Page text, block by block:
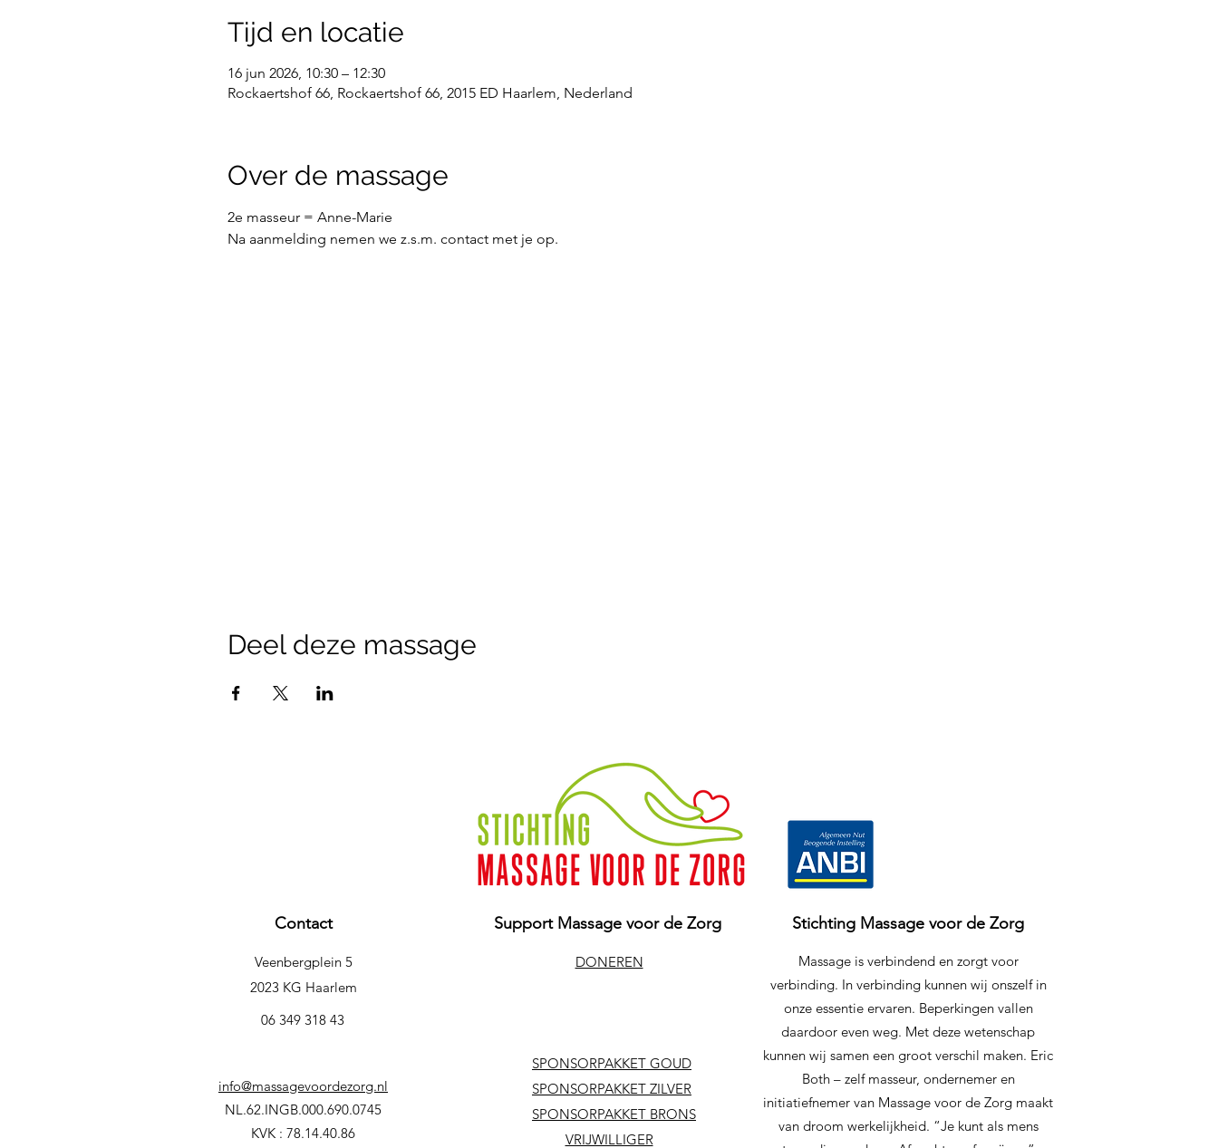
Tijd en locatie
16 jun 2026, 10:30 – 12:30
Rockaertshof 66, Rockaertshof 66, 2015 ED Haarlem, Nederland
Over de massage
2e masseur = Anne-Marie
Na aanmelding nemen we z.s.m. contact met je op.
Deel deze massage
Contact Support Massage voor de Zorg Stichting Massage voor de Zorg
Veenbergplein 5
2023 KG Haarlem
06 349 318 43
info@massagevoordezorg.nl
NL.62.INGB.000.690.0745
KVK : 78.14.40.86
DONEREN
SPONSORPAKKET GOUD
SPONSORPAKKET ZILVER
SPONSORPAKKET BRONS
VRIJWILLIGER
Massage is verbindend en zorgt voor
verbinding. In verbinding kunnen wij onszelf in
onze essentie ervaren. Beperkingen vallen
daardoor even weg. Met deze wetenschap
kunnen wij samen een groot verschil maken. Eric
Both – zelf masseur, ondernemer en
initiatiefnemer van Massage voor de Zorg maakt
van droom werkelijkheid. “Je kunt als mens